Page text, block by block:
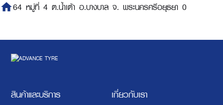
home64 หมู่ที่ 4 ต.น้ำเต้า อ.บางบาล จ. พระนครศรีอยุธยา 0
สินค้าและบริการ เกี่ยวกับเรา